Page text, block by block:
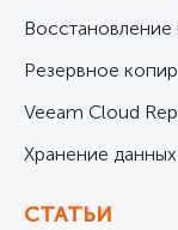
Восстановление
Резервное
Veeam Cloud
Хранение
СТАТЬИ